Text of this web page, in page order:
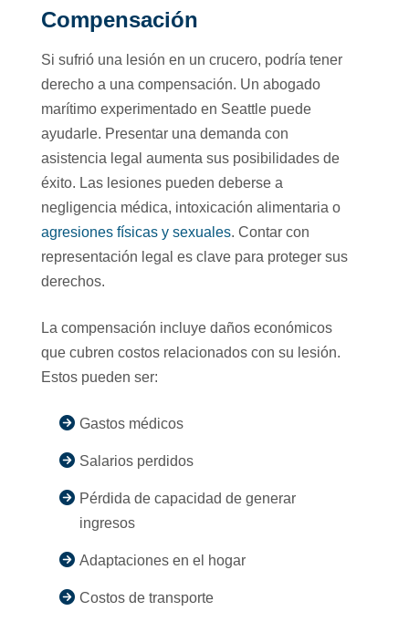
Compensación
Si sufrió una lesión en un crucero, podría tener
derecho a una compensación. Un abogado
marítimo experimentado en Seattle puede
ayudarle. Presentar una demanda con
asistencia legal aumenta sus posibilidades de
éxito. Las lesiones pueden deberse a
negligencia médica, intoxicación alimentaria o
agresiones físicas y sexuales. Contar con
representación legal es clave para proteger sus
derechos.
La compensación incluye daños económicos
que cubren costos relacionados con su lesión.
Estos pueden ser:
Gastos médicos
Salarios perdidos
Pérdida de capacidad de generar
ingresos
Adaptaciones en el hogar
Costos de transporte